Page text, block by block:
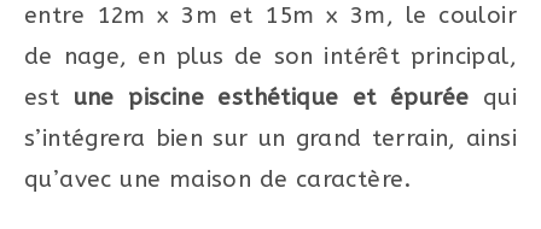
entre 12m x 3m et 15m x 3m, le couloir
de nage, en plus de son intérêt principal,
est une piscine esthétique et épurée qui
s’intégrera bien sur un grand terrain, ainsi
qu’avec une maison de caractère.